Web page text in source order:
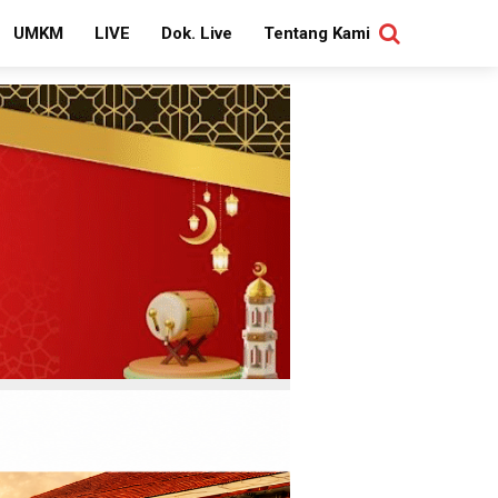
UMKM LIVE Dok. Live Tentang Kami
SEARCH